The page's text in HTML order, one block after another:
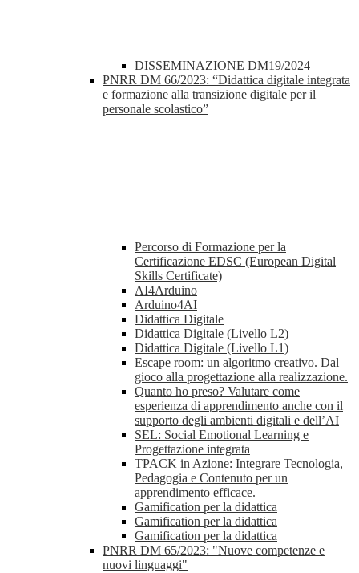
DISSEMINAZIONE DM19/2024
PNRR DM 66/2023: “Didattica digitale integrata
e formazione alla transizione digitale per il
personale scolastico”
Percorso di Formazione per la
Certificazione EDSC (European Digital
Skills Certificate)
AI4Arduino
Arduino4AI
Didattica Digitale
Didattica Digitale (Livello L2)
Didattica Digitale (Livello L1)
Escape room: un algoritmo creativo. Dal
gioco alla progettazione alla realizzazione.
Quanto ho preso? Valutare come
esperienza di apprendimento anche con il
supporto degli ambienti digitali e dell’AI
SEL: Social Emotional Learning e
Progettazione integrata
TPACK in Azione: Integrare Tecnologia,
Pedagogia e Contenuto per un
apprendimento efficace.
Gamification per la didattica
Gamification per la didattica
Gamification per la didattica
PNRR DM 65/2023: "Nuove competenze e
nuovi linguaggi"